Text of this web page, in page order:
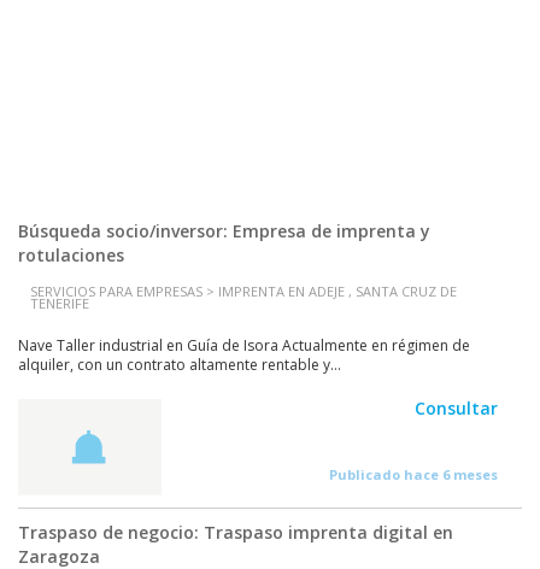
Búsqueda socio/inversor: Empresa de imprenta y
rotulaciones
SERVICIOS PARA EMPRESAS > IMPRENTA EN ADEJE , SANTA CRUZ DE
TENERIFE
Nave Taller industrial en Guía de Isora Actualmente en régimen de
alquiler, con un contrato altamente rentable y...
Consultar
Publicado hace 6 meses
Traspaso de negocio: Traspaso imprenta digital en
Zaragoza